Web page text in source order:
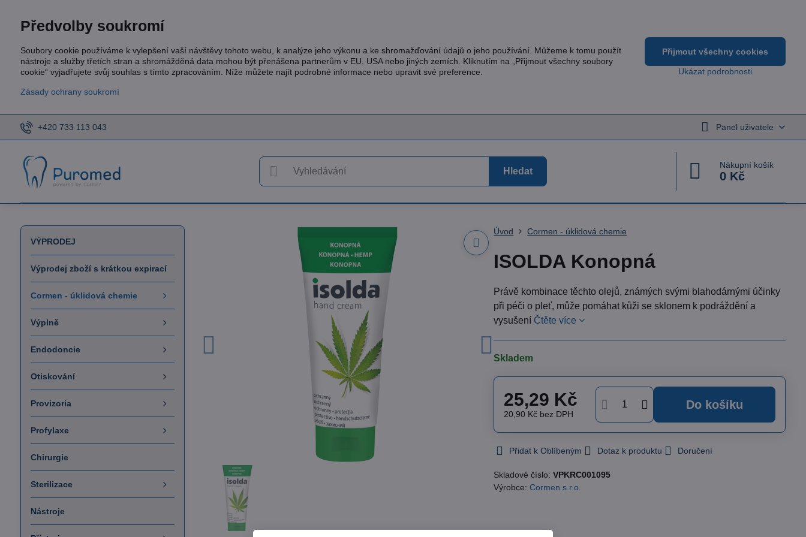
+420 733 113 043 Panel uživatele
Hledat
Nákupní košík
0 Kč
Úvod Cormen - úklidová chemie
ISOLDA Konopná
​Právě kombinace těchto olejů, známých svými blahodárnými účinky
při péči o pleť, může pomáhat kůži se sklonem k podráždění a
vysušení Čtěte více
Skladem
25,29 Kč
20,90 Kč bez DPH
Do košíku
Přidat k Oblíbeným Dotaz k produktu Doručení
Skladové číslo:VPKRC001095
Výrobce:Cormen s.r.o.
VÝPRODEJ
Výprodej zboží s krátkou expirací
Cormen - úklidová chemie
Výplně
Endodoncie
Otiskování
Provizoria
Profylaxe
Chirurgie
Sterilizace
Nástroje
Předvolby soukromí
Soubory cookie používáme k vylepšení vaší návštěvy tohoto webu, k analýze jeho výkonu a ke shromažďování údajů o jeho používání. Můžeme k tomu použít
nástroje a služby třetích stran a shromážděná data mohou být přenášena partnerům v EU, USA nebo jiných zemích. Kliknutím na „Přijmout všechny soubory
cookie“ vyjadřujete svůj souhlas s tímto zpracováním. Níže můžete najít podrobné informace nebo upravit své preference.
Zásady ochrany soukromí
Ukázat podrobnosti
Přijmout všechny cookies